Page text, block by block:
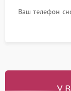
Ваш телефон